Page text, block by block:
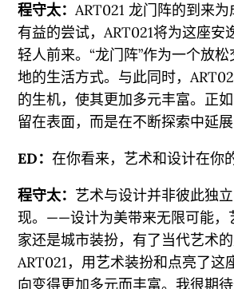
程守太： ART021 龙门阵的到来
有益的尝试，ART021将为这座
轻人前来。“龙门阵”作为一个放
地的生活方式。与此同时，
的生机，使其更加多元丰富。正
留在表面，而是在不断探索中延展
ED： 在你看来，艺术和设计在你
程守太： 艺术与设计并非彼此独
现。——设计为美带来无限可能，
家还是城市装扮，有了当代艺术
ART021，用艺术装扮和点亮了
向变得更加多元而丰富。我很期